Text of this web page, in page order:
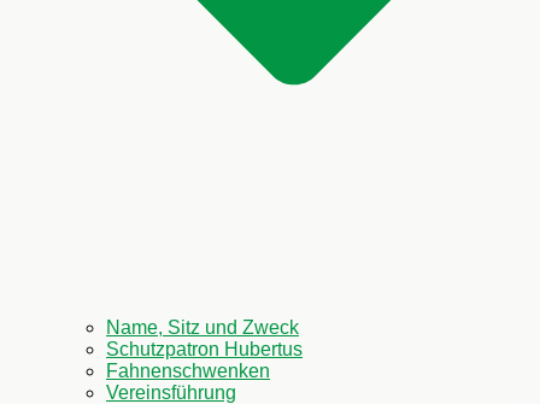
Name, Sitz und Zweck
Schutzpatron Hubertus
Fahnenschwenken
Vereinsführung